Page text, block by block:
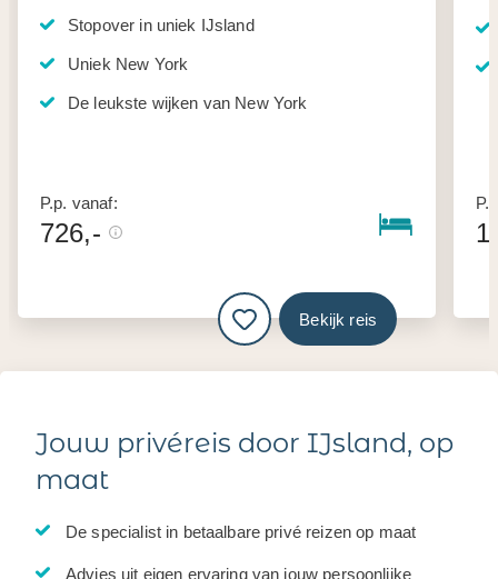
Stopover in uniek IJsland
Uniek New York
De leukste wijken van New York
P.p. vanaf:
726,-
Bekijk reis
Jouw privéreis door IJsland, op
maat
De specialist in betaalbare privé reizen op maat
Advies uit eigen ervaring van jouw persoonlijke